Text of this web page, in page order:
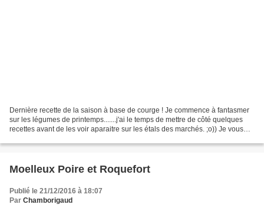
Dernière recette de la saison à base de courge ! Je commence à fantasmer
sur les légumes de printemps.......j'ai le temps de mettre de côté quelques
recettes avant de les voir aparaitre sur les étals des marchés. ;o)) Je vous
Moelleux Poire et Roquefort
Publié le 21/12/2016 à 18:07
Par Chamborigaud